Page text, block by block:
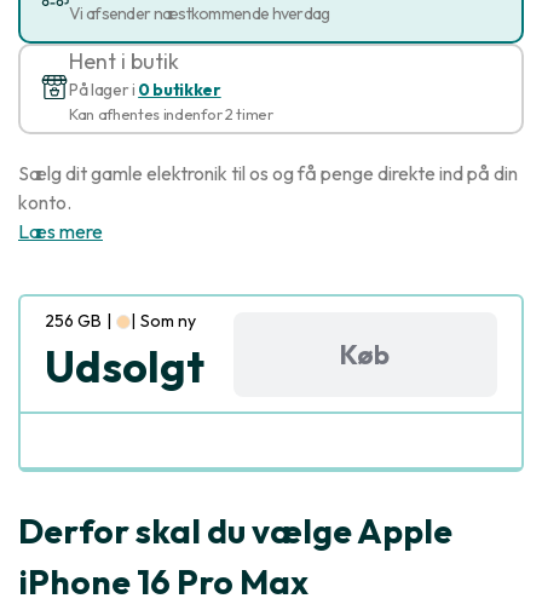
Vi afsender næstkommende hverdag
Hent i butik
På lager i 0 butikker
Kan afhentes indenfor 2 timer
Sælg dit gamle elektronik til os og få penge direkte ind på din
konto.
Læs mere
256 GB | | Som ny
Udsolgt Køb
Derfor skal du vælge Apple
iPhone 16 Pro Max